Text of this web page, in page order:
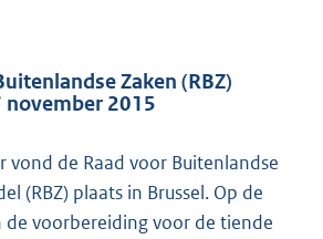
Zaken (RBZ)
november 2015
vond de Raad voor Buitenlandse
(RBZ) plaats in Brussel. Op de
de voorbereiding voor de tiende